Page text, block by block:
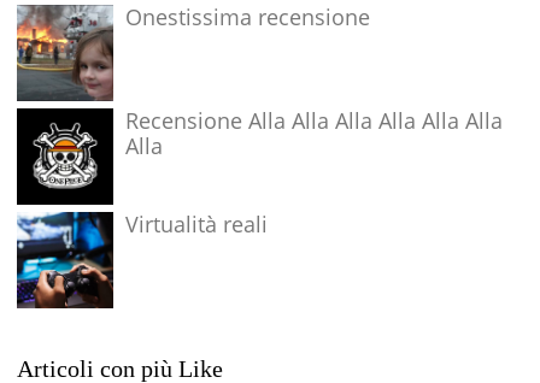
Onestissima recensione
Recensione Alla Alla Alla Alla Alla Alla
Alla
Virtualità reali
Articoli con più Like